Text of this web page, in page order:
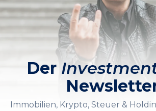
Der
Immobilien, Krypto, Steuer &